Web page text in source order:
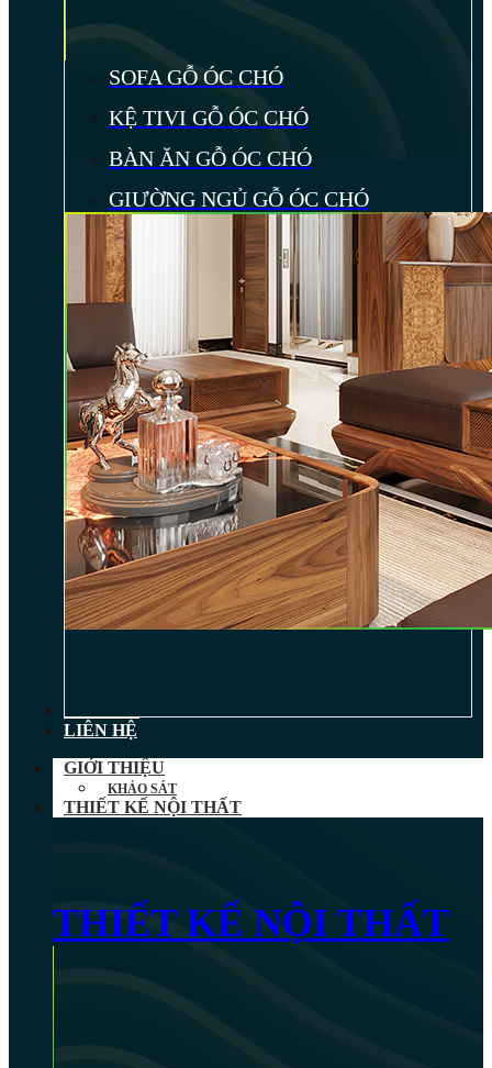
SOFA GỖ ÓC CHÓ
KỆ TIVI GỖ ÓC CHÓ
BÀN ĂN GỖ ÓC CHÓ
GIƯỜNG NGỦ GỖ ÓC CHÓ
LIÊN HỆ
GIỚI THIỆU
KHẢO SÁT
THIẾT KẾ NỘI THẤT
THIẾT KẾ NỘI THẤT